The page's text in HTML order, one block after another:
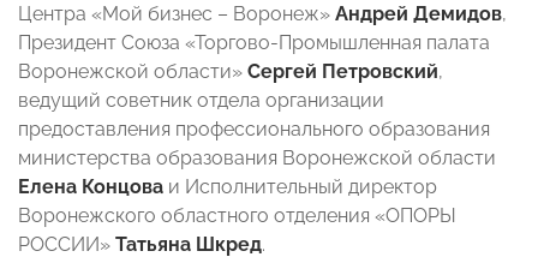
Центра «Мой бизнес – Воронеж» Андрей Демидов,
Президент Союза «Торгово-Промышленная палата
Воронежской области» Сергей Петровский,
ведущий советник отдела организации
предоставления профессионального образования
министерства образования Воронежской области
Елена Концова и Исполнительный директор
Воронежского областного отделения «ОПОРЫ
РОССИИ» Татьяна Шкред.